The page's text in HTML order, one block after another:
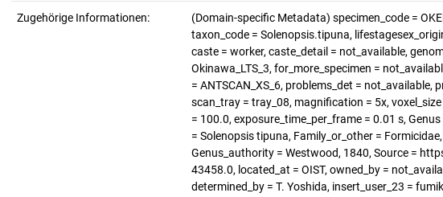
Zugehörige Informationen:
(Domain-specific Metadata) specimen_code =
taxon_code = Solenopsis.tipuna,
caste = worker, caste_detail = not_available,
Okinawa_LTS_3, for_more_specimen =
= ANTSCAN_XS_6, problems_det =
scan_tray = tray_08, magnification = 5x,
= 100.0, exposure_time_per_frame = 0.01 s,
= Solenopsis tipuna, Family_or_other =
Genus_authority = Westwood, 1840, Source =
43458.0, located_at = OIST, owned_by =
determined_by = T. Yoshida, insert_user_23 =